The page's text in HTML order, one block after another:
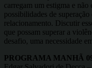
carregam um estigma e não
possibilidades de
relacionamento. Discutir
que possam superar a
desafio, uma necessidade
PROGRAMA MANHÃ